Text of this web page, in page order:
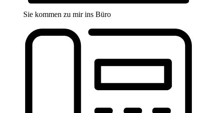
Sie kommen zu mir ins Büro